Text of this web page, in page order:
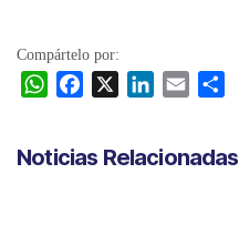
Compártelo por:
W
t
e
k
i
p
Noticias Relacionadas